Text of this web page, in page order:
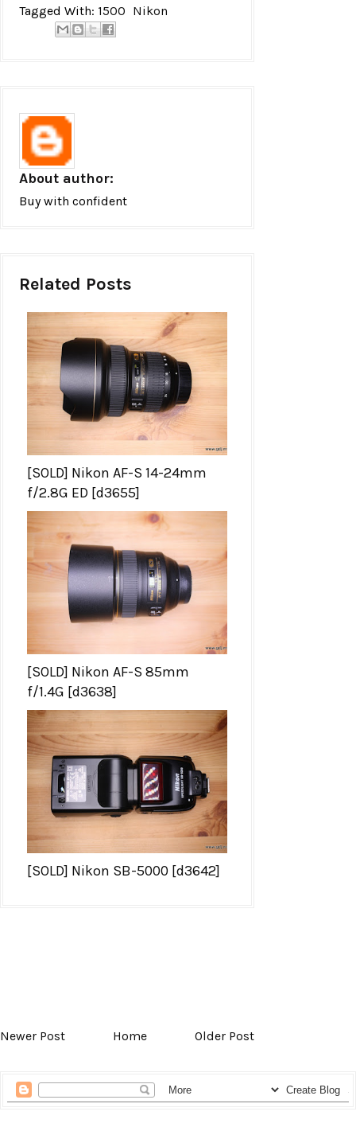
Tagged With: 1500 Nikon
About author:
Buy with confident
Related Posts
[SOLD] Nikon AF-S 14-24mm
f/2.8G ED [d3655]
[SOLD] Nikon AF-S 85mm
f/1.4G [d3638]
[SOLD] Nikon SB-5000 [d3642]
Newer Post Home Older Post